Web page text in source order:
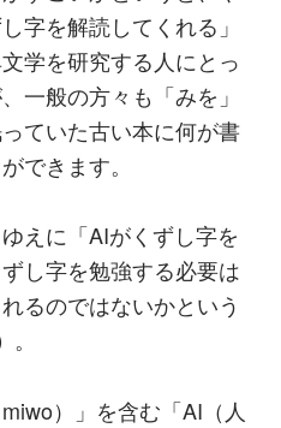
字を解読してくれる」
学を研究する人にとっ
一般の方々も「みを」
ていた古い本に何が書
できます。
えに「AIがくずし字を
し字を勉強する必要は
るのではないかという
。
）」を含む「AI（人